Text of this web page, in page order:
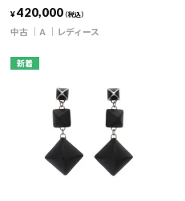
¥420,000（税込）
中古 A レディース
新着